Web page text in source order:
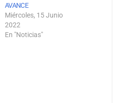
AVANCE
Miércoles, 15 Junio
2022
En "Noticias"